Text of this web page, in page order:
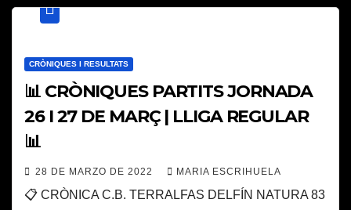
CRÒNIQUES I RESULTATS
📊 CRÒNIQUES PARTITS JORNADA
26 I 27 DE MARÇ | LLIGA REGULAR
📊
28 DE MARZO DE 2022 MARIA ESCRIHUELA
📋 CRÒNICA C.B. TERRALFAS DELFÍN NATURA 83